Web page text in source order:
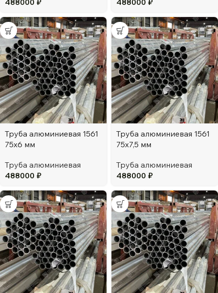
488000 ₽ 488000 ₽
Труба алюминиевая 1561
75х6 мм
Труба алюминиевая
488000 ₽
Труба алюминиевая 1561
75х7,5 мм
Труба алюминиевая
488000 ₽